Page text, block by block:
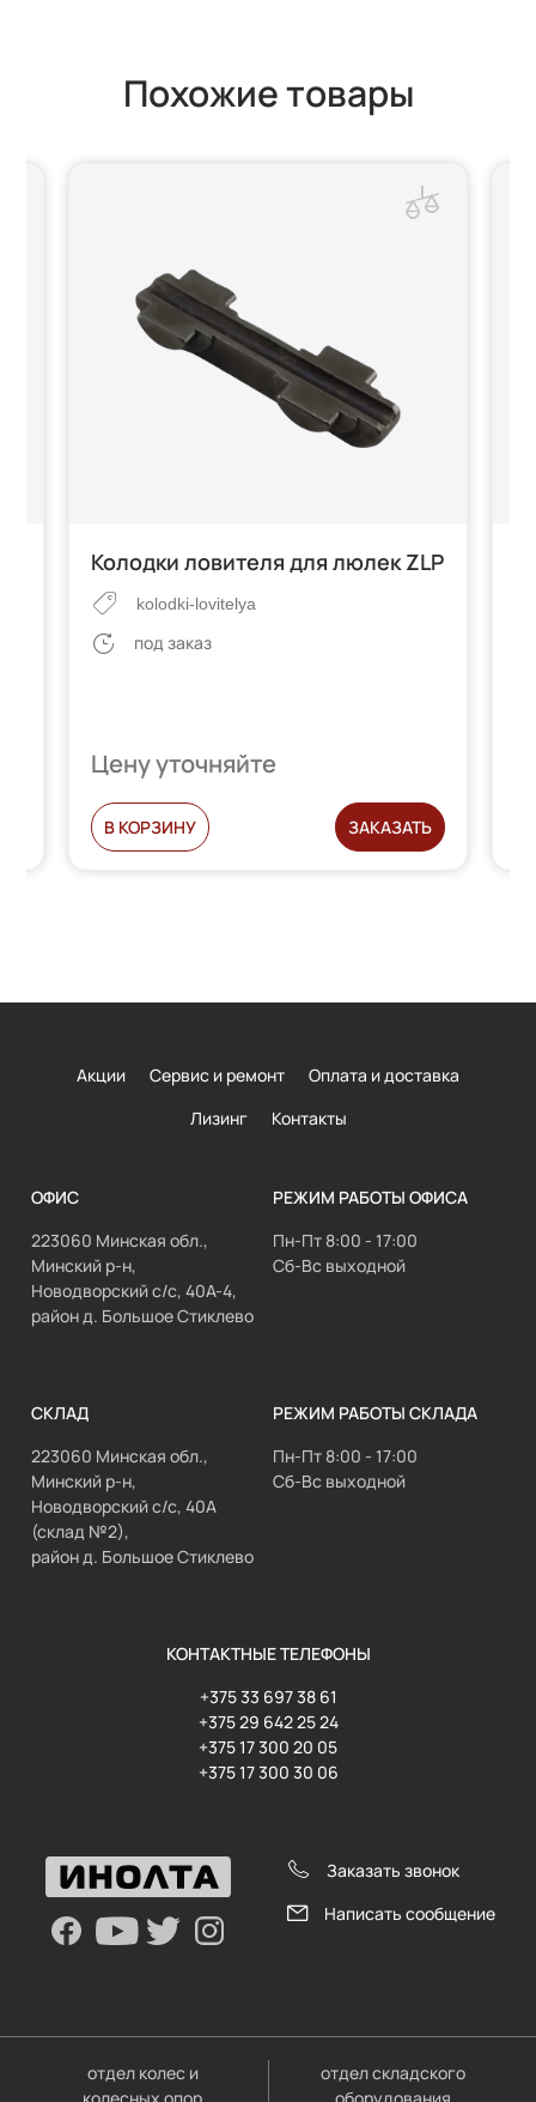
Похожие товары
Колодки ловителя для люлек ZLP
kolodki-lovitelya
под заказ
Цену уточняйте
В КОРЗИНУ ЗАКАЗАТЬ
Акции Сервис и ремонт
Оплата и доставка
Лизинг
Контакты
ОФИС
223060 Минская обл.,
Минский р-н,
Новодворский с/с, 40А-4,
район д. Большое Стиклево
РЕЖИМ РАБОТЫ ОФИСА
Пн-Пт 8:00 - 17:00
Сб-Вс выходной
СКЛАД
223060 Минская обл.,
Минский р-н,
Новодворский с/с, 40А
(склад №2),
район д. Большое Стиклево
РЕЖИМ РАБОТЫ СКЛАДА
Пн-Пт 8:00 - 17:00
Сб-Вс выходной
КОНТАКТНЫЕ ТЕЛЕФОНЫ
+375 33 697 38 61
+375 29 642 25 24
+375 17 300 20 05
+375 17 300 30 06
Заказать звонок
Написать сообщение
отдел колес и
отдел складского